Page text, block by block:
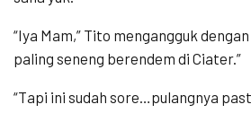
“Iya Mam,” Tito mengangguk
paling seneng berendem di Ciater.”
“Tapi ini sudah sore…pulangnya